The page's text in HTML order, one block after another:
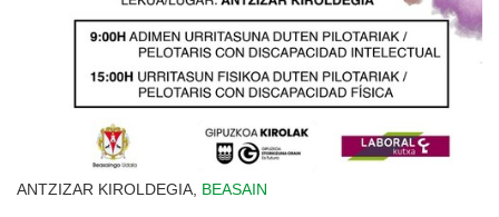
ANTZIZAR KIROLDEGIA, BEASAIN